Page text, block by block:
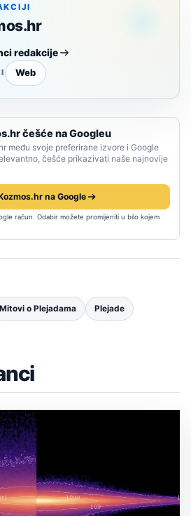
redakcije
Web
češće na Googleu
među svoje preferirane izvore i Google
češće prikazivati naše najnovije
na Google
račun. Odabir možete promijeniti u bilo kojem
Mitovi o Plejadama Plejade